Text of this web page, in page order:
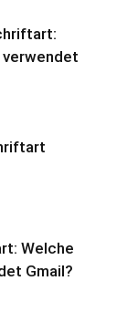
Welche
Gmail?